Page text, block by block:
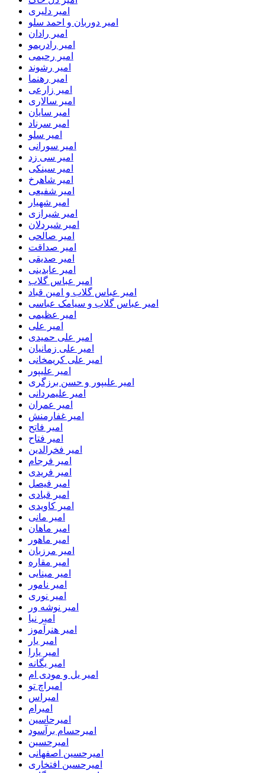
امیر دلیری
امیر دوربان و احمد سلو
امیر رادان
امیر رادریمو
امیر رحیمی
امیر رشوند
امیر رهنما
امیر زارعی
امیر سالاری
امیر سایان
امیر سرناد
امیر سلو
امیر سورانی
امیر سی زد
امیر سینکی
امیر شاهرخ
امیر شفیعی
امیر شهیار
امیر شیرازی
امیر شیردلان
امیر صالحی
امیر صداقت
امیر صدیقی
امیر عابدینی
امیر عباس گلاب
امیر عباس گلاب و امین قباد
امیر عباس گلاب و سیامک عباسی
امیر عظیمی
امیر علی
امیر علی حمیدی
امیر علی زمانیان
امیر علی کریمخانی
امیر علیپور
امیر علیپور و حسن برزگری
امیر علیمردانی
امیر عمران
امیر غفارمنش
امیر فاتح
امیر فتاح
امیر فخرالدین
امیر فرجام
امیر فریدی
امیر فیصل
امیر قبادی
امیر کاویدی
امیر مانی
امیر ماهان
امیر ماهور
امیر مرزبان
امیر مقاره
امیر مینایی
امیر نامور
امیر نوری
امیر نوشه ور
امیر نیا
امیر هنرآموز
امیر یار
امیر یارا
امیر یگانه
امیر یل و مودی ام
امیراچ تو
امیراس
امیرام
امیرحاسین
امیرحسام برآسود
امیرحسین
امیرحسین اصفهانی
امیرحسین افتخاری